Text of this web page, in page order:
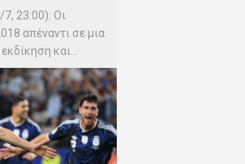
23:00): Οι
απέναντι σε μια
και...